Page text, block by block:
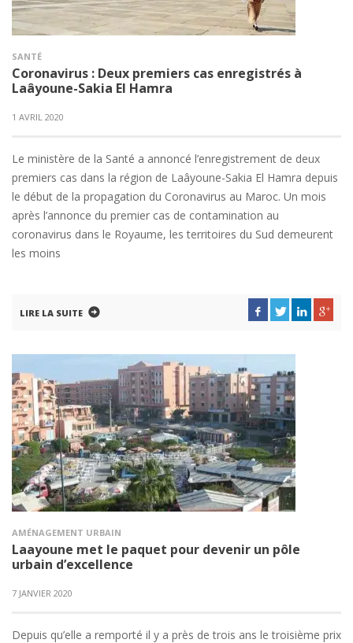
SANTÉ
Coronavirus : Deux premiers cas enregistrés à
Laâyoune-Sakia El Hamra
1 AVRIL 2020
Le ministère de la Santé a annoncé l’enregistrement de deux
premiers cas dans la région de Laâyoune-Sakia El Hamra depuis
le début de la propagation du Coronavirus au Maroc. Un mois
après l’annonce du premier cas de contamination au
coronavirus dans le Royaume, les territoires du Sud demeurent
les moins
LIRE LA SUITE
AMÉNAGEMENT URBAIN
Laayoune met le paquet pour devenir un pôle
urbain d’excellence
7 JANVIER 2020
Depuis qu’elle a remporté il y a près de trois ans le troisième prix